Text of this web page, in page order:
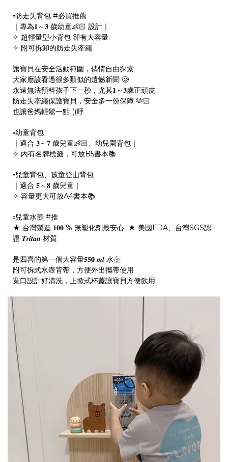
▫防走失背包 #必買推薦
｜專為𝟏～𝟑 歲幼童👶🏻 設計｜
✧ 超輕量型小背包 卻有大容量
✧ 附可拆卸的防走失牽繩
讓寶貝在安全活動範圍，儘情自由探索
大家應該看過很多類似的遺憾新聞 🥲
永遠無法預料孩子下一秒，尤其𝟏～𝟑歲正頑皮
防走失牽繩保護寶貝，安全多一份保障 🫶🏻
也讓爸媽輕鬆一點 ((呼
▫幼童背包
｜適合 𝟑～𝟕 歲兒童👶🏻、幼兒園背包｜
✧ 內有名牌標籤，可放B5書本📚
▫兒童背包、孩童登山背包
｜適合 𝟓～𝟖 歲兒童｜
✧ 容量更大可放A4書本📚
▫兒童水壺 #推
★ 台灣製造 𝟏𝟎𝟎 % 無塑化劑最安心 ★ 美國FDA、台灣SGS認
證 𝑻𝒓𝒊𝒕𝒂𝒏 材質
是四喜的第一個大容量𝟓𝟓𝟎 𝒎𝒍 水壺
附可拆式水壺背帶，方便外出攜帶使用
寬口設計好清洗，上掀式杯蓋讓寶貝方便飲用